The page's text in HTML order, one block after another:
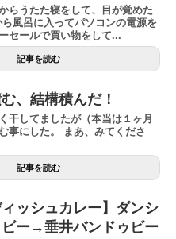
らうたた寝をして、目が覚めた
風呂に入ってパソコンの電源を
セールで買い物をして...
記事を読む
、結構積んだ！
干してましたが（本当は１ヶ月
事にした。 まあ、みてくださ
記事を読む
ィッシュカレー】ダンシ
ー→垂井バンドゥビー